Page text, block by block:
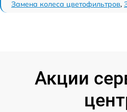
Замена колеса цветофильтров,
Акции